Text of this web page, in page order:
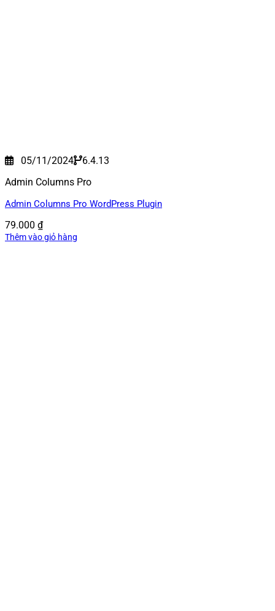
05/11/2024
6.4.13
Admin Columns Pro
Admin Columns Pro WordPress Plugin
79.000 ₫
Thêm vào giỏ hàng